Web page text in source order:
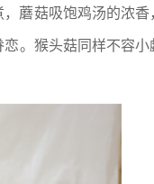
蘑菇吸饱鸡汤的浓
。猴头菇同样不容